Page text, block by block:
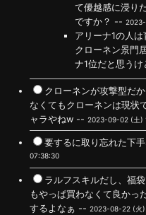
て優越感に浸り
ですか？ --
アリーナ1の人
クローネン景門
ナ1位だと思う
クローネンが攻撃型だ
なくてもクローネンは現状
ャラやねw -- 2023-09-02 (土)
要するに取り忘れた下
07:38:30
ラルフスキルだし、福
もやっぱ買わなくて良かっ
するよなぁ -- 2023-08-22 (火)